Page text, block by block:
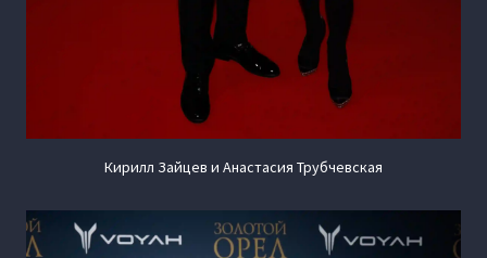
Кирилл Зайцев и Анастасия Трубчевская